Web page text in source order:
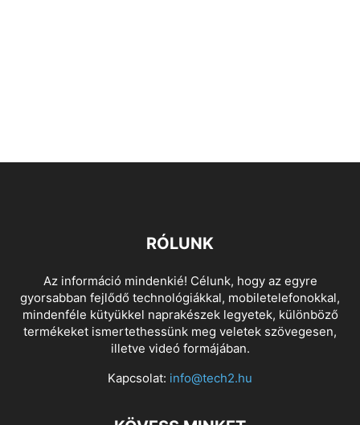
RÓLUNK
Az információ mindenkié! Célunk, hogy az egyre
gyorsabban fejlődő technológiákkal, mobiletelefonokkal,
mindenféle kütyükkel naprakészek legyetek, különböző
termékeket ismertethessünk meg veletek szövegesen,
illetve videó formájában.
Kapcsolat: info@tech2.hu